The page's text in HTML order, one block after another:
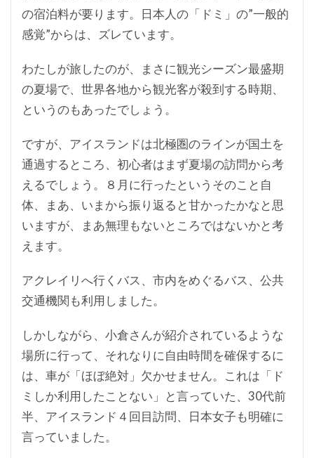
の宿泊料が要ります。日本人の「ドミ」の”一般的
感覚”からは、ズレています。
わたしが旅したのが、まさに観光シーズン最盛期
の夏場で、世界各地から観光客が殺到する時期、
というのもあったでしょう。
ですが、アイスランドは北極圏のラインが国土を
通過するところ、初心者はまず夏場の訪問から考
えるでしょう。８月に行ったというそのこと自
体、まあ、いまから振り返ると甘かったかなと思
いますが、まあ無理もないところではないかと考
えます。
アクレイリへ行くバス、市内をめぐるバス、公共
交通機関も利用しました。
しかしながら、小倉さんが紹介されているような
場所に行って、それなりに自由時間を確保するに
は、車が「ほぼ絶対」欠かせません。これは「ド
ミしか利用したことない」と言っていた、30代前
半、アイスランド４回目訪問、日本女子も明確に
言っていました。